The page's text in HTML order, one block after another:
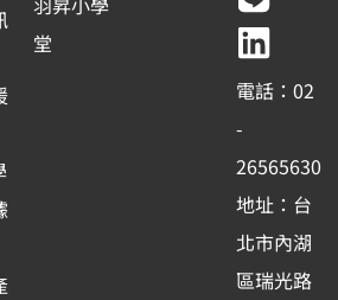
堂
b
o
o
k
-
s
q
u
b
e
e
d
i
n
電話：02
-
26565630
地址：台
北市內湖
區瑞光路